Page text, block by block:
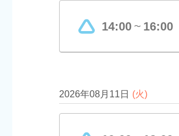
14:00 〜 16:00
2026年08月11日 (火)